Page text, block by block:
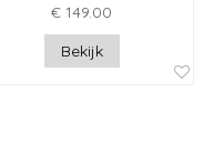
€ 149.00
Bekijk